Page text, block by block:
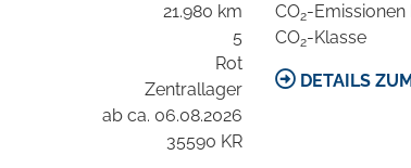
21.980 km
5
Rot
Zentrallager
ab ca. 06.08.2026
35590 KR
CO2-Emissionen
CO2-Klasse
DETAILS